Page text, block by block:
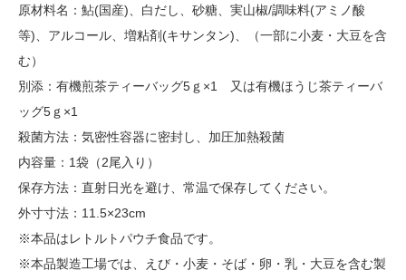
原材料名：鮎(国産)、白だし、砂糖、実山椒/調味料(アミノ酸
等)、アルコール、増粘剤(キサンタン)、（一部に小麦・大豆を含
む）
別添：有機煎茶ティーバッグ5ｇ×1 又は有機ほうじ茶ティーバ
ッグ5ｇ×1
殺菌方法：気密性容器に密封し、加圧加熱殺菌
内容量：1袋（2尾入り）
保存方法：直射日光を避け、常温で保存してください。
外寸寸法：11.5×23cm
※本品はレトルトパウチ食品です。
※本品製造工場では、えび・小麦・そば・卵・乳・大豆を含む製